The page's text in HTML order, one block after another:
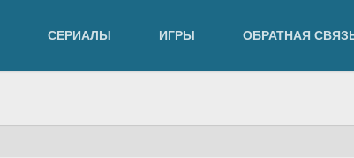
СЕРИАЛЫ ИГРЫ ОБРАТНАЯ